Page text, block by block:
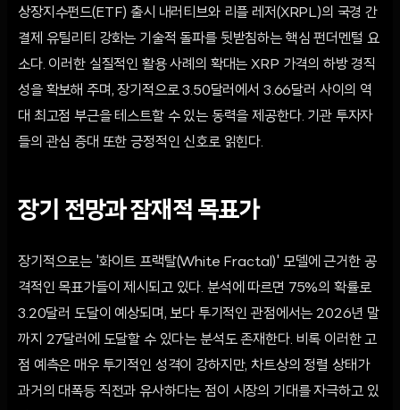
상장지수펀드(ETF) 출시 내러티브와 리플 레저(XRPL)의 국경 간
결제 유틸리티 강화는 기술적 돌파를 뒷받침하는 핵심 펀더멘털 요
소다. 이러한 실질적인 활용 사례의 확대는 XRP 가격의 하방 경직
성을 확보해 주며, 장기적으로 3.50달러에서 3.66달러 사이의 역
대 최고점 부근을 테스트할 수 있는 동력을 제공한다. 기관 투자자
들의 관심 증대 또한 긍정적인 신호로 읽힌다.
장기 전망과 잠재적 목표가
장기적으로는 '화이트 프랙탈(White Fractal)' 모델에 근거한 공
격적인 목표가들이 제시되고 있다. 분석에 따르면 75%의 확률로
3.20달러 도달이 예상되며, 보다 투기적인 관점에서는 2026년 말
까지 27달러에 도달할 수 있다는 분석도 존재한다. 비록 이러한 고
점 예측은 매우 투기적인 성격이 강하지만, 차트상의 정렬 상태가
과거의 대폭등 직전과 유사하다는 점이 시장의 기대를 자극하고 있